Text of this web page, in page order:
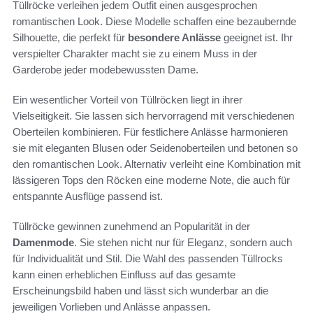
Tüllröcke verleihen jedem Outfit einen ausgesprochen
romantischen Look. Diese Modelle schaffen eine bezaubernde
Silhouette, die perfekt für besondere Anlässe geeignet ist. Ihr
verspielter Charakter macht sie zu einem Muss in der
Garderobe jeder modebewussten Dame.
Ein wesentlicher Vorteil von Tüllröcken liegt in ihrer
Vielseitigkeit. Sie lassen sich hervorragend mit verschiedenen
Oberteilen kombinieren. Für festlichere Anlässe harmonieren
sie mit eleganten Blusen oder Seidenoberteilen und betonen so
den romantischen Look. Alternativ verleiht eine Kombination mit
lässigeren Tops den Röcken eine moderne Note, die auch für
entspannte Ausflüge passend ist.
Tüllröcke gewinnen zunehmend an Popularität in der
Damenmode. Sie stehen nicht nur für Eleganz, sondern auch
für Individualität und Stil. Die Wahl des passenden Tüllrocks
kann einen erheblichen Einfluss auf das gesamte
Erscheinungsbild haben und lässt sich wunderbar an die
jeweiligen Vorlieben und Anlässe anpassen.